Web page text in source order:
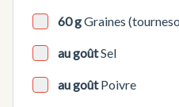
60 gGraines
au goûtSel
au goût Poivre